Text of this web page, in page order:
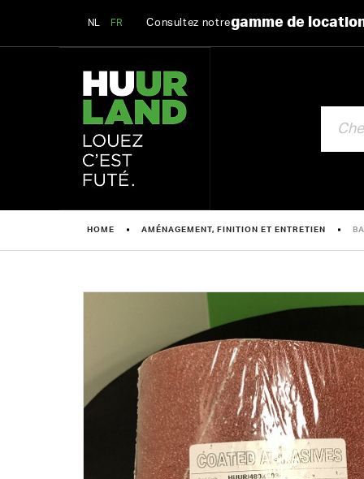
NL FR Consultez notregamme de
HOME AMÉNAGEMENT, FINITION ET ENTRETIEN